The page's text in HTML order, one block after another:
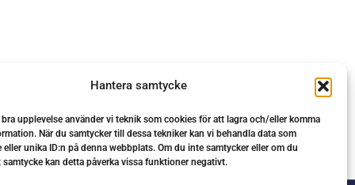
Hantera samtycke
upplevelse använder vi teknik som cookies för att lagra och/eller komma
När du samtycker till dessa tekniker kan vi behandla data som
eller unika ID:n på denna webbplats. Om du inte samtycker eller om du
samtycke kan detta påverka vissa funktioner negativt.